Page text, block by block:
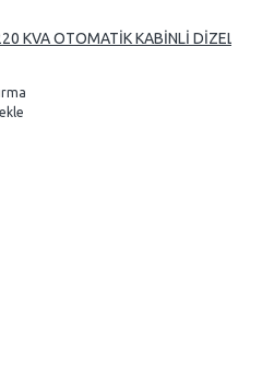
KVA OTOMATİK KABİNLİ DİZEL